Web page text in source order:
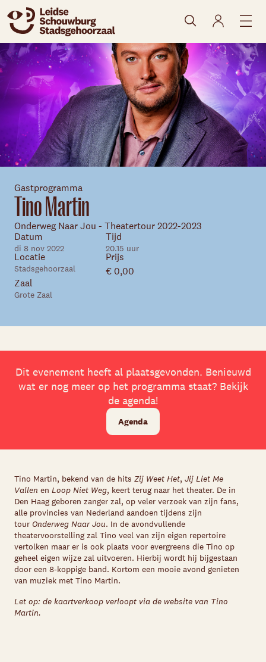
Skip navigatie
naar agenda
Gastprogramma
Tino Martin
Onderweg Naar Jou - Theatertour 2022-2023
Datum
di 8 nov 2022
Tijd
20.15 uur
Locatie
Stadsgehoorzaal
Prijs
€ 0,00
Zaal
Grote Zaal
Dit evenement heeft al plaatsgevonden. Benieuwd
wat er nog meer op het programma staat? Bekijk
de agenda!
Agenda
Tino Martin, bekend van de hits Zij Weet Het, Jij Liet Me
Vallen en Loop Niet Weg, keert terug naar het theater. De in
Den Haag geboren zanger zal, op veler verzoek van zijn fans,
alle provincies van Nederland aandoen tijdens zijn
tour Onderweg Naar Jou. In de avondvullende
theatervoorstelling zal Tino veel van zijn eigen repertoire
vertolken maar er is ook plaats voor evergreens die Tino op
geheel eigen wijze zal uitvoeren. Hierbij wordt hij bijgestaan
door een 8-koppige band. Kortom een mooie avond genieten
van muziek met Tino Martin.
Let op: de kaartverkoop verloopt via de website van Tino
Martin.